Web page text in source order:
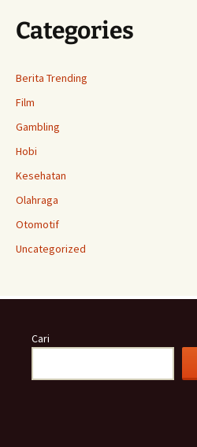
Categories
Berita Trending
Film
Gambling
Hobi
Kesehatan
Olahraga
Otomotif
Uncategorized
Cari